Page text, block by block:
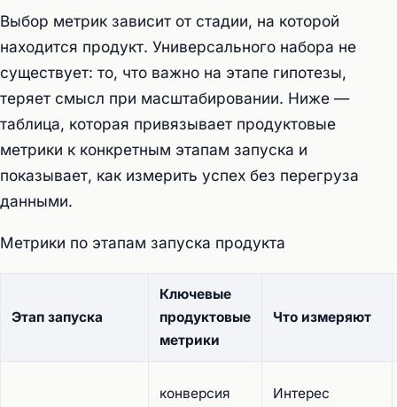
Выбор метрик зависит от стадии, на которой
находится продукт. Универсального набора не
существует: то, что важно на этапе гипотезы,
теряет смысл при масштабировании. Ниже —
таблица, которая привязывает продуктовые
метрики к конкретным этапам запуска и
показывает, как измерить успех без перегруза
данными.
Метрики по этапам запуска продукта
Этап запуска
Ключевые
продуктовые
метрики
Что измеряют
конверсия
Интерес